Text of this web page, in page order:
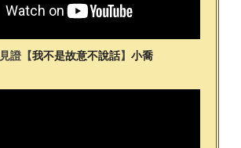
證【我不是故意不說話】 小喬